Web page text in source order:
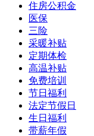
住房公积金
医保
三险
采暖补贴
定期体检
高温补贴
免费培训
节日福利
法定节假日
生日福利
带薪年假